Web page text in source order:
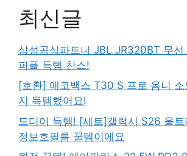
최신글
삼성공식파트너 JBL JR320BT 무선
퍼플 득템 찬스!
[호환] 에코백스 T30 S 프로 옴니 소
지 득템했어요!
드디어 득템! [세트]갤럭시 S26 울트
정보호필름 꿀템이에요